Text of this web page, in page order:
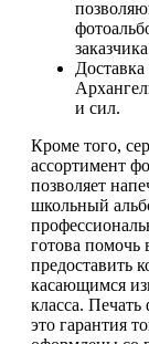
и сил.
Кроме того,
ассортимент
позволяет
школьный
готова помочь
предоставить
касающимся
класса.
это гарантия